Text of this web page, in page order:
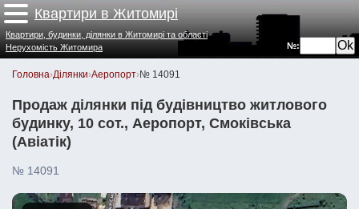
Квартири в Житомирі
№:
Квартири, будинки, ділянки в Житомирі та області
Нерухомість Житомира
Головна›Ділянки›Аеропорт›№ 14091
Продаж ділянки під будівництво житлового
будинку, 10 сот., Аеропорт, Смоківська
(Авіатік)
№ 14091